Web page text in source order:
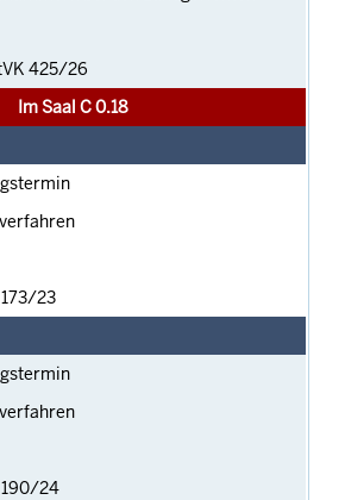
425/26
Im Saal C 0.18
173/23
190/24